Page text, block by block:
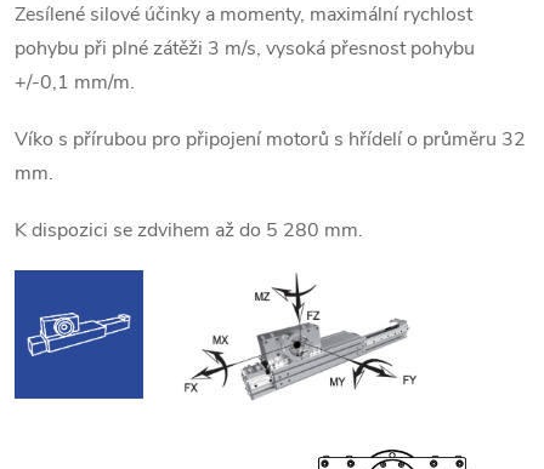
Zesílené silové účinky a momenty, maximální rychlost
pohybu při plné zátěži 3 m/s, vysoká přesnost pohybu
+/-0,1 mm/m.
Víko s přírubou pro připojení motorů s hřídelí o průměru 32
mm.
K dispozici se zdvihem až do 5 280 mm.